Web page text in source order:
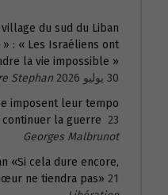
du sud du Liban
: « Les Israéliens ont
la vie impossible »
30 يوليو 2026
Stephan
imposent leur tempo
la guerre 23 يوليو 2026
Georges Malbrunot
«Si cela dure encore,
ne tiendra pas» 21 يوليو 2026